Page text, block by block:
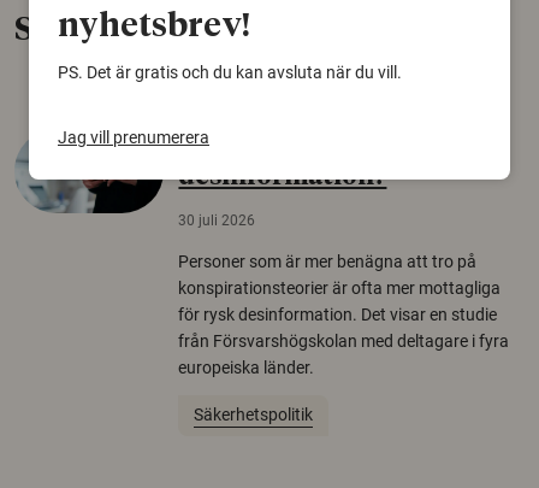
Senaste nytt
Varför tror vissa på rysk
desinformation?
30 juli 2026
Personer som är mer benägna att tro på
konspirationsteorier är ofta mer mottagliga
för rysk desinformation. Det visar en studie
från Försvarshögskolan med deltagare i fyra
europeiska länder.
Säkerhetspolitik
nyhetsbrev!
PS. Det är gratis och du kan avsluta när du vill.
Jag vill prenumerera